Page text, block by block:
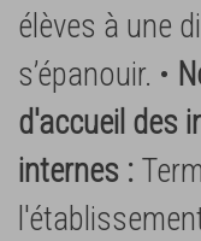
élèves à une
s’épanouir. •
d'accueil des
internes :